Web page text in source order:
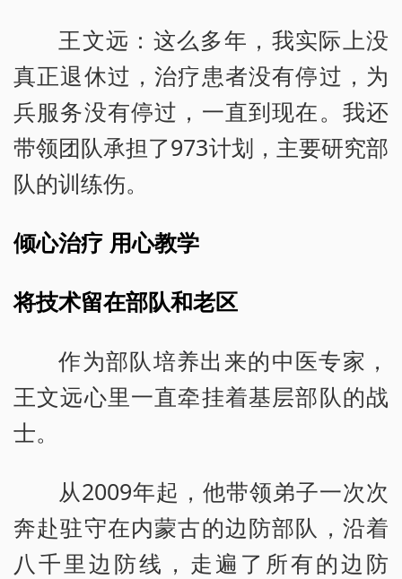
王文远：这么多年，我实际上没
真正退休过，治疗患者没有停过，为
兵服务没有停过，一直到现在。我还
带领团队承担了973计划，主要研究部
队的训练伤。
倾心治疗 用心教学
将技术留在部队和老区
作为部队培养出来的中医专家，
王文远心里一直牵挂着基层部队的战
士。
从2009年起，他带领弟子一次次
奔赴驻守在内蒙古的边防部队，沿着
八千里边防线，走遍了所有的边防